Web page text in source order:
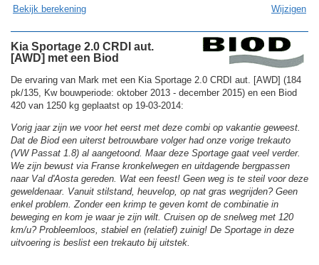
Bekijk berekening Wijzigen
Kia Sportage 2.0 CRDI aut.
[AWD] met een Biod
De ervaring van Mark met een Kia Sportage 2.0 CRDI aut. [AWD] (184
pk/135, Kw bouwperiode: oktober 2013 - december 2015) en een Biod
420 van 1250 kg geplaatst op 19-03-2014:
Vorig jaar zijn we voor het eerst met deze combi op vakantie geweest.
Dat de Biod een uiterst betrouwbare volger had onze vorige trekauto
(VW Passat 1.8) al aangetoond. Maar deze Sportage gaat veel verder.
We zijn bewust via Franse kronkelwegen en uitdagende bergpassen
naar Val d'Aosta gereden. Wat een feest! Geen weg is te steil voor deze
geweldenaar. Vanuit stilstand, heuvelop, op nat gras wegrijden? Geen
enkel problem. Zonder een krimp te geven komt de combinatie in
beweging en kom je waar je zijn wilt. Cruisen op de snelweg met 120
km/u? Probleemloos, stabiel en (relatief) zuinig! De Sportage in deze
uitvoering is beslist een trekauto bij uitstek.